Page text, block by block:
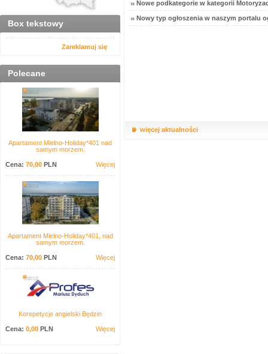
Box tekstowy
Zareklamuj się
Polecane
Apartament Mielno-Holiday*401 nad
samym morzem.
Cena: 70,00 PLN Więcej
Apartament Mielno-Holiday*401, nad
samym morzem.
Cena: 70,00 PLN Więcej
Korepetycje angielski Będzin
Cena: 0,00 PLN Więcej
Nowe podkategorie w kategorii
Nowy typ ogłoszenia w naszym portalu
więcej aktualności